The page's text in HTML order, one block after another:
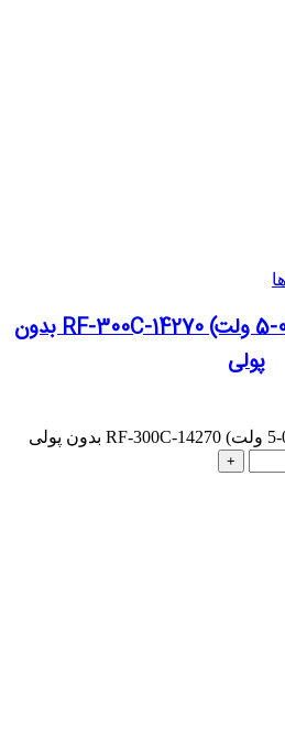
موتور آرمیچر 3 ولت (0.6-5 ولت) RF-300C-14270 بدون
پولی
موتور آرمیچر 3 ولت (0.6-5 ولت) RF-300C-14270 بدون پولی